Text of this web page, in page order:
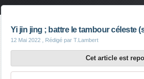
Yi jin jing ; battre le tambour céleste
12 Mai 2022 , Rédigé par T.Lambert
Cet article est